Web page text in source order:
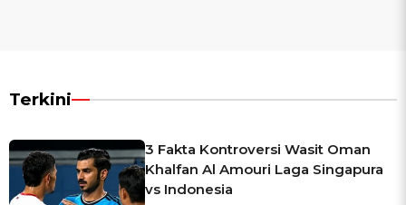
Terkini
3 Fakta Kontroversi Wasit Oman
Khalfan Al Amouri Laga Singapura
vs Indonesia